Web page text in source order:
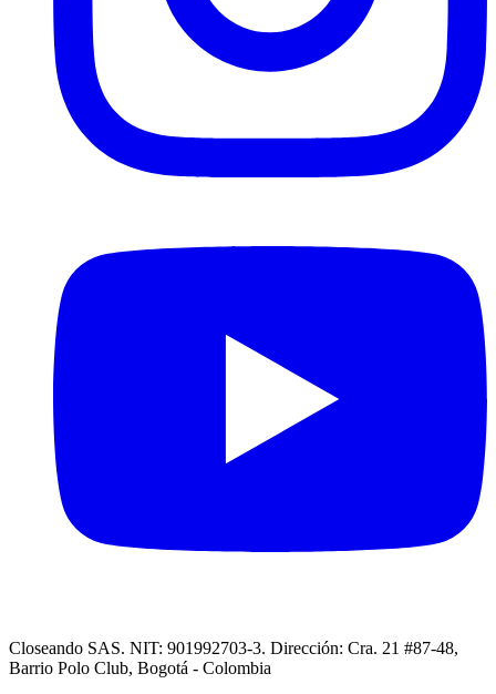
Closeando SAS. NIT: 901992703-3. Dirección: Cra. 21 #87-48,
Barrio Polo Club, Bogotá - Colombia